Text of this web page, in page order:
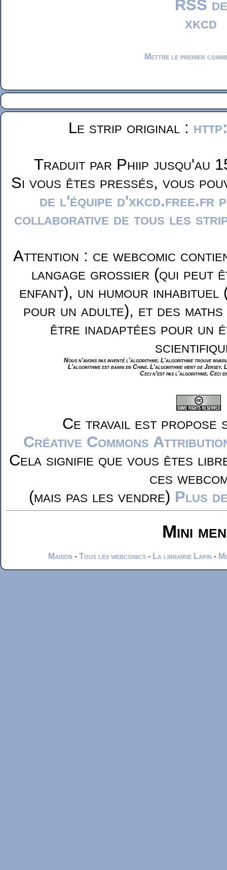
Mettre le premier
Le strip original :
Traduit par Phiip jusqu'au
Si vous êtes pressés, vous
de l'équipe d'xkcd.free.fr
collaborative de tous les
Attention : ce webcomic
langage grossier (qui peut
enfant), un humour inhabituel
pour un adulte), et des maths
être inadaptées pour un
Nous n'avons pas inventé l'algorithme. L'algorithme trouve
L'algorithme est banni en Chine. L'algorithme vient de Jersey.
Ceci n'est pas l'algorithme. Ceci
Ce travail est propose
Créative Commons
Cela signifie que vous êtes
ces
(mais pas les vendre) Plus
Mini
Maison - Tous les webcomics - La librairie Lapin -